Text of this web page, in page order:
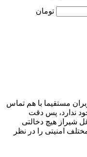
تومان
مستقیما با هم تماس
ندارد، پس دقت
شیراز هیچ دخالتی
امنیتی را در نظر